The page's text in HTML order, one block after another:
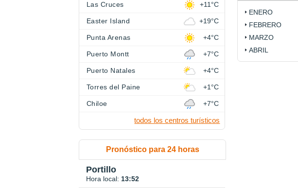
ENERO
FEBRERO
MARZO
ABRIL
Las Cruces +11°C
Easter Island +19°C
Punta Arenas +4°C
Puerto Montt +7°C
Puerto Natales +4°C
Torres del Paine +1°C
Chiloe +7°C
todos los centros turísticos
Pronóstico para 24 horas
Portillo
Hora local: 13:52